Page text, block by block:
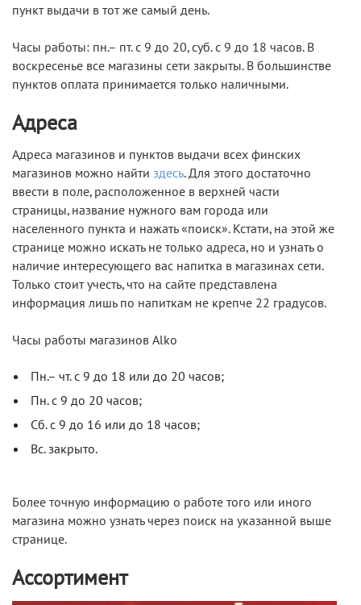
пункт выдачи в тот же самый день.
Часы работы: пн.– пт. с 9 до 20, суб. с 9 до 18 часов. В
воскресенье все магазины сети закрыты. В большинстве
пунктов оплата принимается только наличными.
Адреса
Адреса магазинов и пунктов выдачи всех финских
магазинов можно найти здесь. Для этого достаточно
ввести в поле, расположенное в верхней части
страницы, название нужного вам города или
населенного пункта и нажать «поиск». Кстати, на этой же
странице можно искать не только адреса, но и узнать о
наличие интересующего вас напитка в магазинах сети.
Только стоит учесть, что на сайте представлена
информация лишь по напиткам не крепче 22 градусов.
Часы работы магазинов Alko
Пн.– чт. с 9 до 18 или до 20 часов;
Пн. с 9 до 20 часов;
Сб. с 9 до 16 или до 18 часов;
Вс. закрыто.
Более точную информацию о работе того или иного
магазина можно узнать через поиск на указанной выше
странице.
Ассортимент